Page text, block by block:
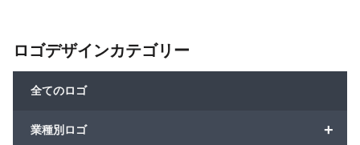
ロゴデザインカテゴリー
全てのロゴ
+
業種別ロゴ